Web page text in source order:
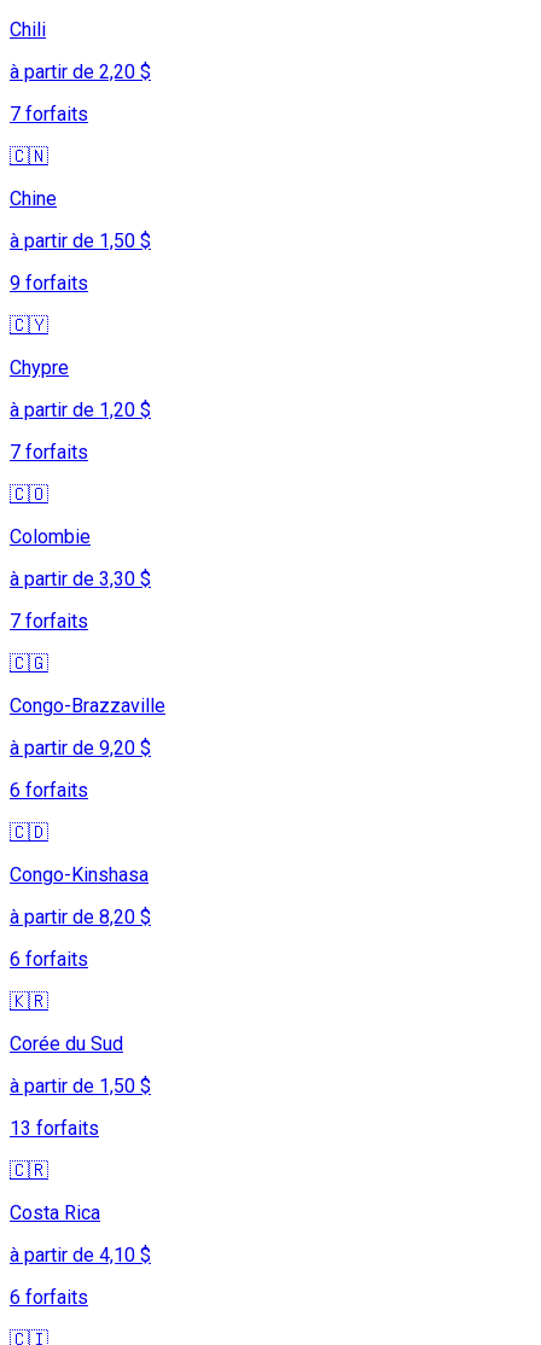
Chili
à partir de 2,20 $
7 forfaits
🇨🇳
Chine
à partir de 1,50 $
9 forfaits
🇨🇾
Chypre
à partir de 1,20 $
7 forfaits
🇨🇴
Colombie
à partir de 3,30 $
7 forfaits
🇨🇬
Congo-Brazzaville
à partir de 9,20 $
6 forfaits
🇨🇩
Congo-Kinshasa
à partir de 8,20 $
6 forfaits
🇰🇷
Corée du Sud
à partir de 1,50 $
13 forfaits
🇨🇷
Costa Rica
à partir de 4,10 $
6 forfaits
🇨🇮